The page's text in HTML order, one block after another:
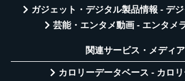
ガジェット・デジタル製品情報 - デ
芸能・エンタメ動画 - エンタメ
関連サービス・メディア
カロリーデータベース - カロ